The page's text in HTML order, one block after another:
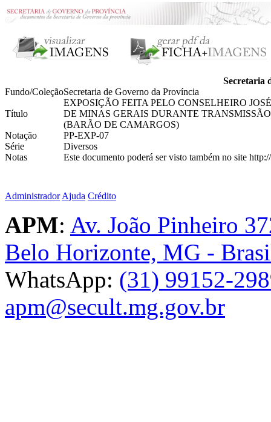
Secretaria
Fundo/ColeçãoSecretaria de Governo da Província
Título
EXPOSIÇÃO FEITA PELO CONSELHEIRO
DE MINAS GERAIS DURANTE
(BARÃO DE CAMARGOS)
Notação
PP-EXP-07
Série
Diversos
Notas
Este documento poderá ser visto também no site
Administrador Ajuda Crédito
APM: Av. João Pinheiro
Belo Horizonte, MG -
WhatsApp: (31) 99152-
apm@secult.mg.gov.br